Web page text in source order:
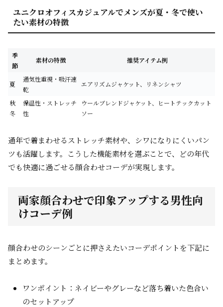
ユニクロオフィスカジュアルでメンズが夏・冬で使い
たい素材の特徴
季
節
素材の特徴 推奨アイテム例
夏
通気性重視・吸汗速
乾
エアリズムジャケット、リネンシャツ
秋
冬
保温性・ストレッチ
性
ウールブレンドジャケット、ヒートテックカット
ソー
通年で着まわせるストレッチ素材や、シワになりにくいパン
ツも活躍します。こうした機能素材を選ぶことで、どの年代
でも快適に過ごせる顔合わせコーデが実現します。
両家顔合わせで印象アップする男性向
けコーデ例
顔合わせのシーンごとに押さえたいコーデポイントを下記に
まとめます。
ワンポイント：ネイビーやグレーなど落ち着いた色合い
のセットアップ